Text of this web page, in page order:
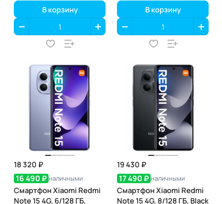
В корзину В корзину
18 320 ₽
16 490 ₽ наличными
Смартфон Xiaomi Redmi
Note 15 4G, 6/128 ГБ,
19 430 ₽
17 490 ₽ наличными
Смартфон Xiaomi Redmi
Note 15 4G, 8/128 ГБ, Black